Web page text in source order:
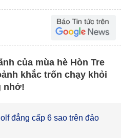
của mùa hè Hòn Tre
khắc trốn chạy khỏi
nhớ!
đẳng cấp 6 sao trên đảo